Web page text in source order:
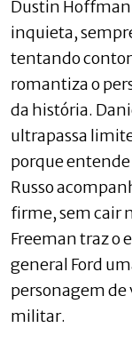
Dustin
inquieta,
tentando
romantiza o
da história.
ultrapassa
porque
Russo
firme, sem cair
Freeman traz o
general Ford
personagem
militar.